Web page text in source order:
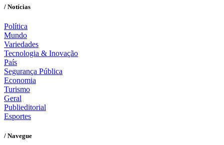
/ Notícias
Política
Mundo
Variedades
Tecnologia & Inovação
País
Segurança Pública
Economia
Turismo
Geral
Publieditorial
Esportes
/ Navegue